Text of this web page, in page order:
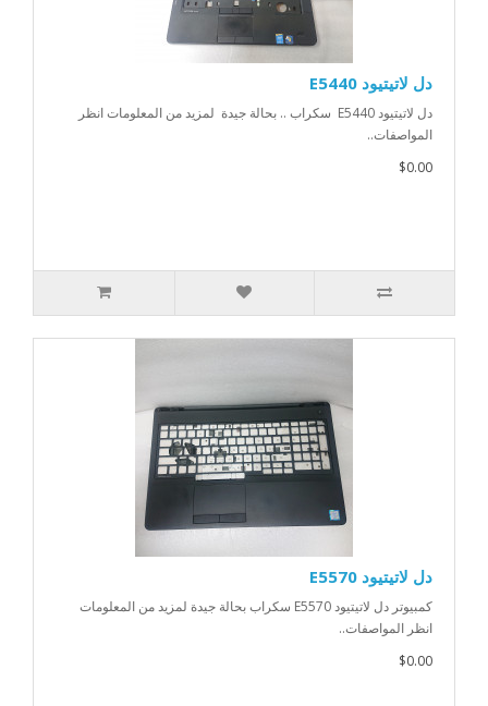
دل لاتيتيود E5440
دل لاتيتيود E5440 سكراب .. بحالة جيدة لمزيد من المعلومات انظر
المواصفات..
$0.00
دل لاتيتيود E5570
كمبيوتر دل لاتيتيود E5570 سكراب بحالة جيدة لمزيد من المعلومات
انظر المواصفات..
$0.00